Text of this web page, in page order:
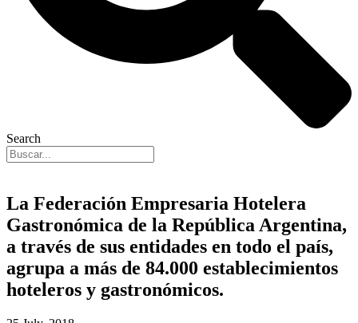
Search
La Federación Empresaria Hotelera
Gastronómica de la República Argentina,
a través de sus entidades en todo el país,
agrupa a más de 84.000 establecimientos
hoteleros y gastronómicos.